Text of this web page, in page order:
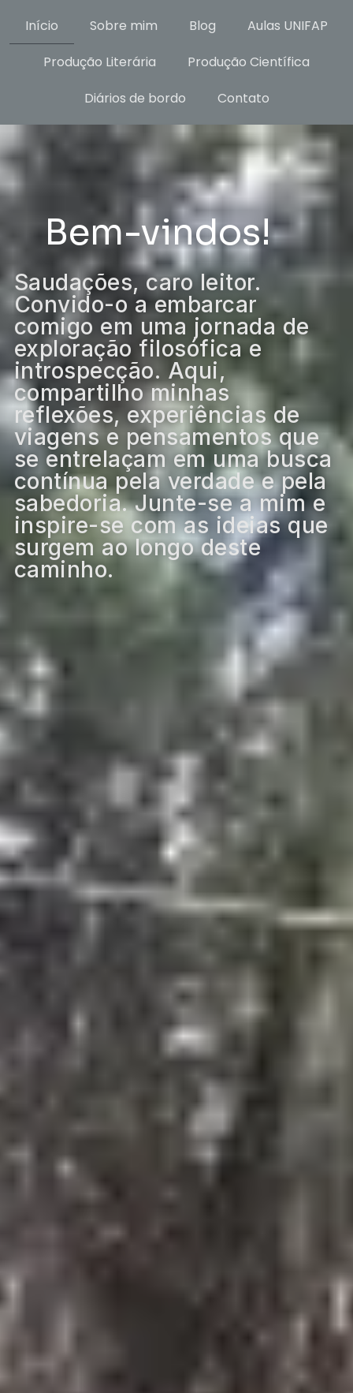
Início Sobre mim Blog
Aulas UNIFAP
Produção Literária
Produção Científica
Diários de bordo
Contato
Bem-vindos!
Saudações, caro leitor.
Convido-o a embarcar
comigo em uma jornada de
exploração filosófica e
introspecção. Aqui,
compartilho minhas
reflexões, experiências de
viagens e pensamentos que
se entrelaçam em uma busca
contínua pela verdade e pela
sabedoria. Junte-se a mim e
inspire-se com as ideias que
surgem ao longo deste
caminho.